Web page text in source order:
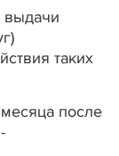
выдачи
таких
после